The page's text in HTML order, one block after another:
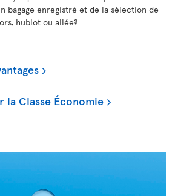
bagage enregistré et de la sélection de
hublot ou allée?
la Classe Économie